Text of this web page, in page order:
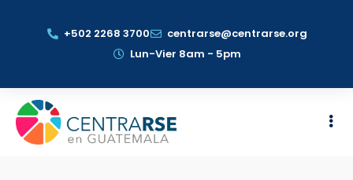
+502 2268 3700
centrarse@centrarse.org
Lun-Vier 8am - 5pm